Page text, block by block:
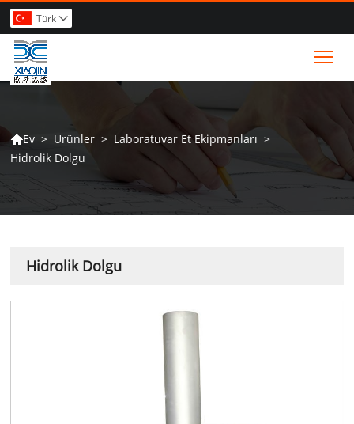
Türk 
Ev > Ürünler > Laboratuvar Et Ekipmanları >
Hidrolik Dolgu
Hidrolik Dolgu